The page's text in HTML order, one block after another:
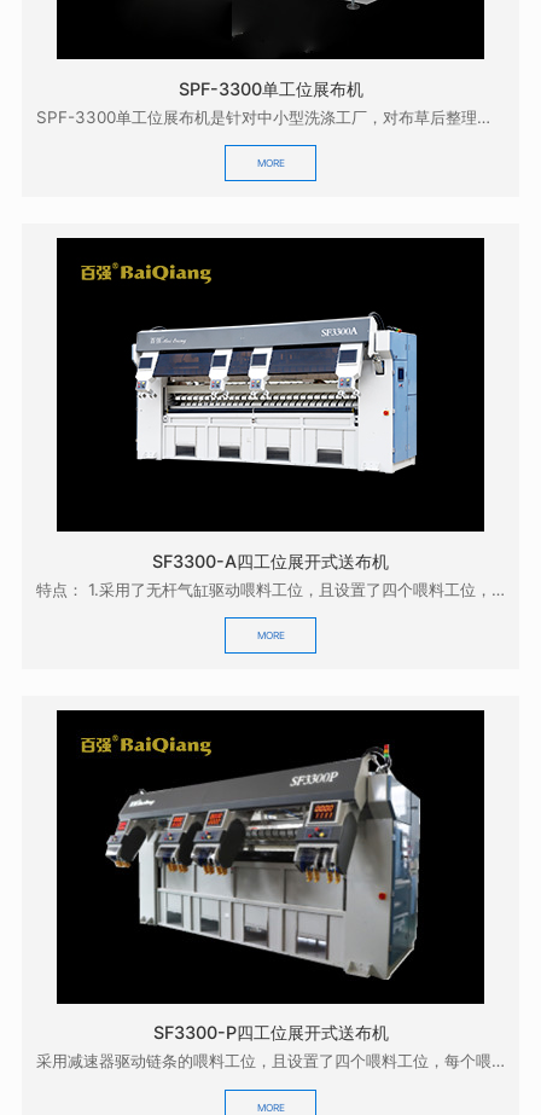
SPF-3300单工位展布机
SPF-3300单工位展布机是针对中小型洗涤工厂，对布草后整理的质量有较高要求而研发的，它具有展...
MORE
SF3300-A四工位展开式送布机
特点： 1.采用了无杆气缸驱动喂料工位，且设置了四个喂料工位，操作方便，效率高；0 2.采用...
MORE
SF3300-P四工位展开式送布机
采用减速器驱动链条的喂料工位，且设置了四个喂料工位，每个喂料工位设计了两套喂料机械手，一套喂料机...
MORE